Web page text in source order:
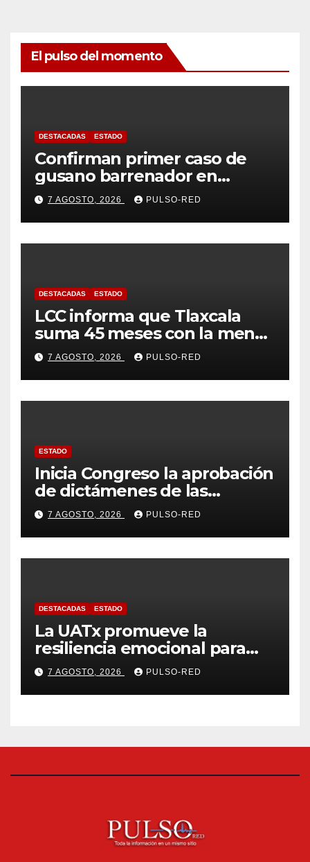
El pulso del momento
DESTACADAS ESTADO
Confirman primer caso de
gusano barrenador en
humano en Tlaxcala
7 AGOSTO, 2026 PULSO-RED
DESTACADAS ESTADO
LCC informa que Tlaxcala
suma 45 meses con la menor
tasa de delitos en el país
7 AGOSTO, 2026 PULSO-RED
ESTADO
Inicia Congreso la aprobación
de dictámenes de las
cuentas públicas de entes
fiscalizables del ejercicio
fiscal 2025
7 AGOSTO, 2026 PULSO-RED
DESTACADAS ESTADO
La UATx promueve la
resiliencia emocional para
fortalecer salud y bienestar
de estudiantes y docentes
7 AGOSTO, 2026 PULSO-RED